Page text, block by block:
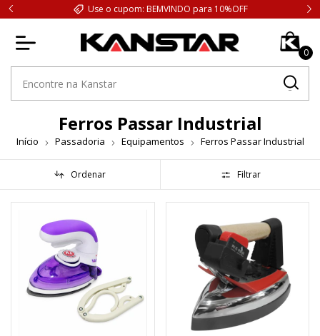
Use o cupom: BEMVINDO para 10%OFF
0
Ferros Passar Industrial
Início Passadoria Equipamentos Ferros Passar Industrial
Ordenar Filtrar